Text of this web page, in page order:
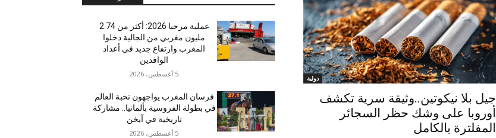
عملية مرحبا 2026: أكثر من 2.74
مليون مغربي من الجالية دخلوا
المغرب وارتفاع جديد في أعداد
الوافدين
5 أغسطس، 2026
فرسان المغرب يواجهون نخبة العالم
في بطولة الفروسية بألمانيا.. مشاركة
تاريخية في آيخن
5 أغسطس، 2026
دولية
جيل بلا نيكوتين..وثيقة سرية تكشف
أوروبا على وشك حظر السجائر
المفلترة بالكامل